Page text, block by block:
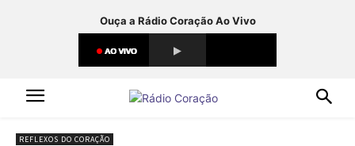
Ouça a Rádio Coração Ao Vivo
REFLEXOS DO CORAÇÃO